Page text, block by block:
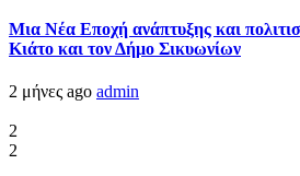
Μια Νέα Εποχή ανάπτυξης και
Κιάτο και τον Δήμο Σικυωνίων
2 μήνες ago admin
2
2